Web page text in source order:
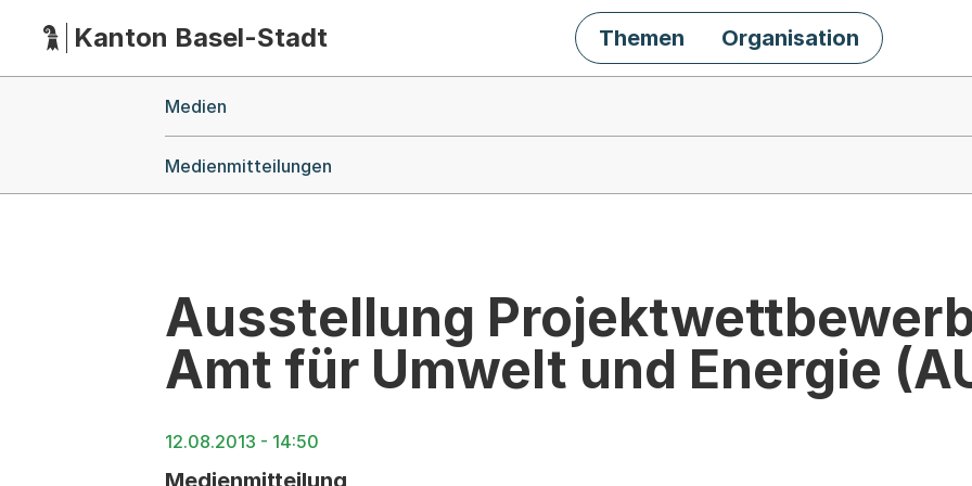
HauptnavigationKanton Basel-Stadt Themen Organisation
Medien
Medienmitteilungen
Ausstellung
Amt für Umwelt und Energie
12.08.2013 - 14:50
Medienmitteilung